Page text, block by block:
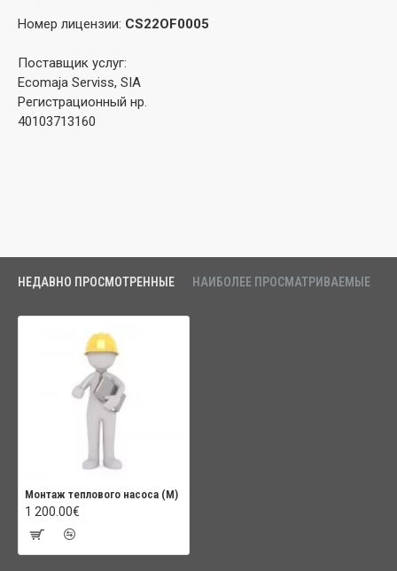
Номер лицензии: CS22OF0005
Поставщик услуг:
Ecomaja Serviss, SIA
Регистрационный нр.
40103713160
НЕДАВНО ПРОСМОТРЕННЫЕ НАИБОЛЕЕ ПРОСМАТРИВАЕМЫЕ
Монтаж теплового насоса (M)
1 200.00€